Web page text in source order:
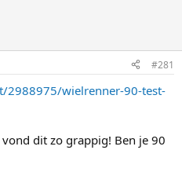
#281
2988975/wielrenner-90-test-
dit zo grappig! Ben je 90